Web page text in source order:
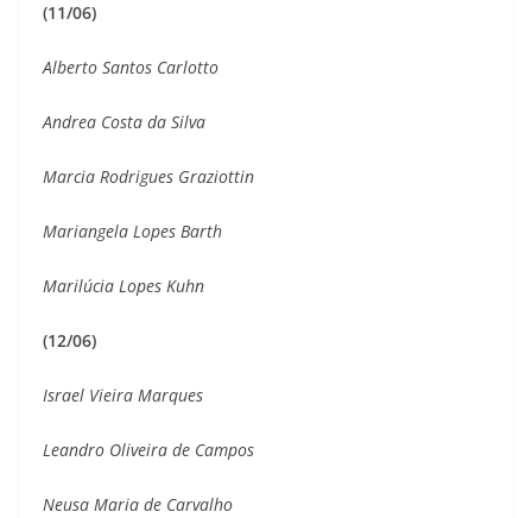
(11/06)
Alberto Santos Carlotto
Andrea Costa da Silva
Marcia Rodrigues Graziottin
Mariangela Lopes Barth
Marilúcia Lopes Kuhn
(12/06)
Israel Vieira Marques
Leandro Oliveira de Campos
Neusa Maria de Carvalho